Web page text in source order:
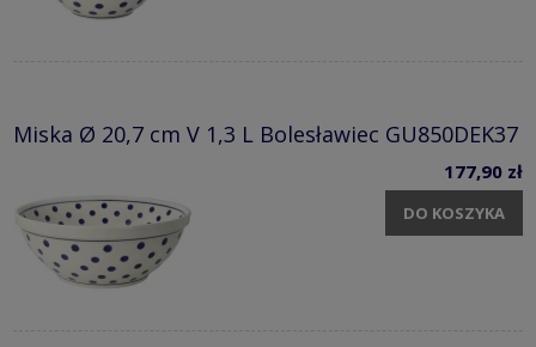
Miska Ø 20,7 cm V 1,3 L Bolesławiec GU850DEK37
177,90 zł
DO KOSZYKA